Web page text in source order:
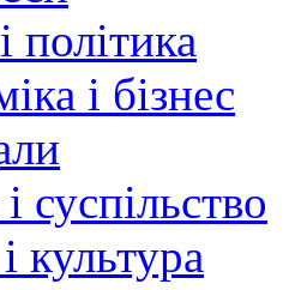
політика
і бізнес
суспільство
культура